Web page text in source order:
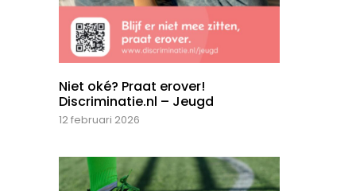
Niet oké? Praat erover!
Discriminatie.nl – Jeugd
12 februari 2026